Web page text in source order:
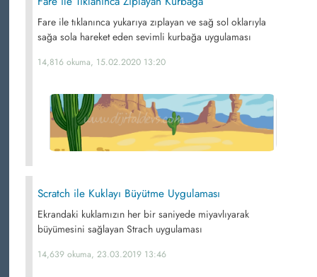
Fare ile tıklanınca yukarıya zıplayan ve sağ sol oklarıyla
sağa sola hareket eden sevimli kurbağa uygulaması
14,816 okuma, 15.02.2020 13:20
Scratch ile Kuklayı Büyütme Uygulaması
Ekrandaki kuklamızın her bir saniyede miyavlıyarak
büyümesini sağlayan Strach uygulaması
14,639 okuma, 23.03.2019 13:46